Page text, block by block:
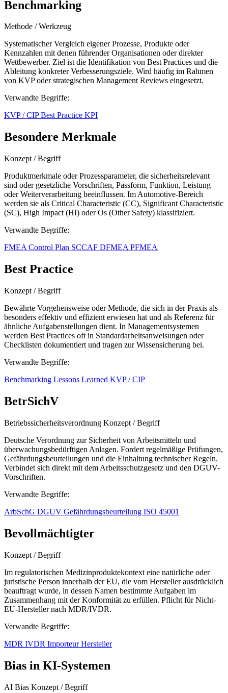
Benchmarking
Methode / Werkzeug
Systematischer Vergleich eigener Prozesse, Produkte oder
Kennzahlen mit denen führender Organisationen oder direkter
Wettbewerber. Ziel ist die Identifikation von Best Practices und die
Ableitung konkreter Verbesserungsziele. Wird häufig im Rahmen
von KVP oder strategischen Management Reviews eingesetzt.
Verwandte Begriffe:
KVP / CIPBest Practice KPI
Besondere Merkmale
Konzept / Begriff
Produktmerkmale oder Prozessparameter, die sicherheitsrelevant
sind oder gesetzliche Vorschriften, Passform, Funktion, Leistung
oder Weiterverarbeitung beeinflussen. Im Automotive-Bereich
werden sie als Critical Characteristic (CC), Significant Characteristic
(SC), High Impact (HI) oder Os (Other Safety) klassifiziert.
Verwandte Begriffe:
FMEA Control Plan SCCAF DFMEA PFMEA
Best Practice
Konzept / Begriff
Bewährte Vorgehensweise oder Methode, die sich in der Praxis als
besonders effektiv und effizient erwiesen hat und als Referenz für
ähnliche Aufgabenstellungen dient. In Managementsystemen
werden Best Practices oft in Standardarbeitsanweisungen oder
Checklisten dokumentiert und tragen zur Wissensicherung bei.
Verwandte Begriffe:
Benchmarking Lessons Learned KVP / CIP
BetrSichV
Betriebssicherheitsverordnung Konzept / Begriff
Deutsche Verordnung zur Sicherheit von Arbeitsmitteln und
überwachungsbedürftigen Anlagen. Fordert regelmäßige Prüfungen,
Gefährdungsbeurteilungen und die Einhaltung technischer Regeln.
Verbindet sich direkt mit dem Arbeitsschutzgesetz und den DGUV-
Vorschriften.
Verwandte Begriffe:
ArbSchG DGUV Gefährdungsbeurteilung ISO 45001
Bevollmächtigter
Konzept / Begriff
Im regulatorischen Medizinproduktekontext eine natürliche oder
juristische Person innerhalb der EU, die vom Hersteller ausdrücklich
beauftragt wurde, in dessen Namen bestimmte Aufgaben im
Zusammenhang mit der Konformität zu erfüllen. Pflicht für Nicht-
EU-Hersteller nach MDR/IVDR.
Verwandte Begriffe:
MDR IVDR ImporteurHersteller
Bias in KI-Systemen
AI Bias Konzept / Begriff